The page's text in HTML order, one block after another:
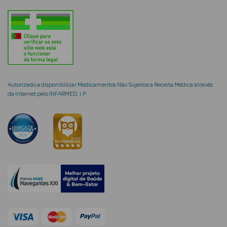
Rosto e
Ver Tudo
Rosto
Hidratantes
Creme de Olhos
envelhecimento
Autorizado a disponibilizar Medicamentos Não Sujeitos a Receita Médica através
da Internet pelo INFARMED, I.P.